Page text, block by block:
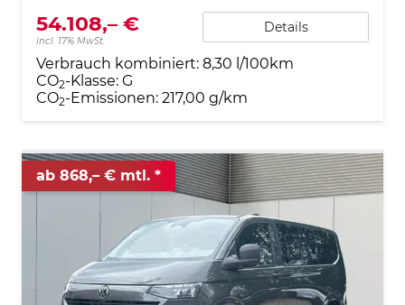
54.108,– €
incl. 17% MwSt.
Details
Verbrauch kombiniert: 8,30 l/100km
CO2-Klasse: G
CO2-Emissionen: 217,00 g/km
ab 868,– € mtl.